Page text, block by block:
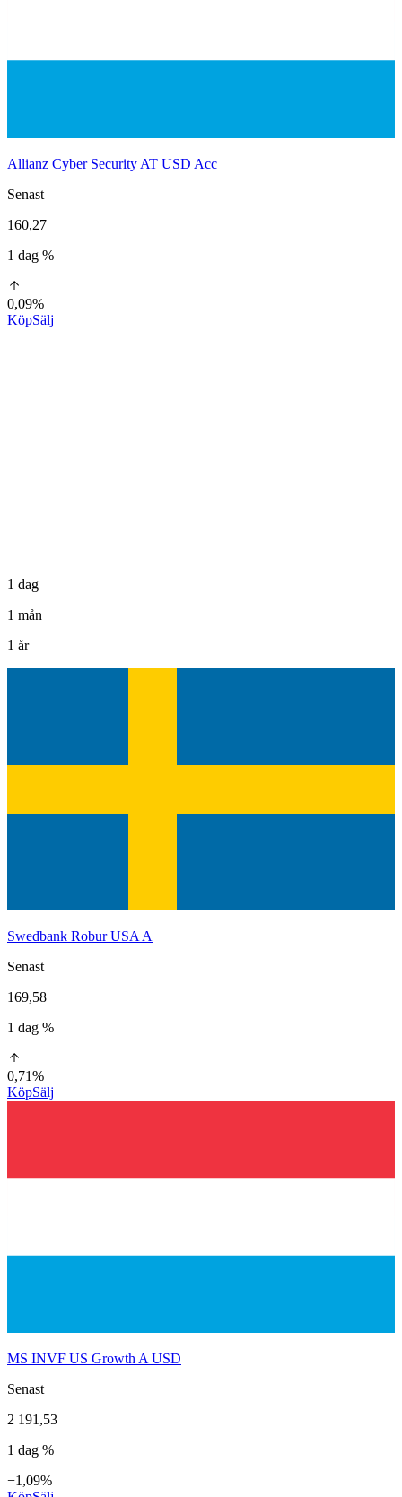
Allianz Cyber Security AT USD Acc
Senast
160,27
1 dag %
0,09%
KöpSälj
1 dag
1 mån
1 år
Swedbank Robur USA A
Senast
169,58
1 dag %
0,71%
KöpSälj
MS INVF US Growth A USD
Senast
2 191,53
1 dag %
−1,09%